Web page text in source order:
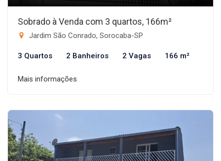
Sobrado à Venda com 3 quartos, 166m²
Jardim São Conrado, Sorocaba-SP
3 Quartos 2 Banheiros 2 Vagas 166 m²
Mais informações